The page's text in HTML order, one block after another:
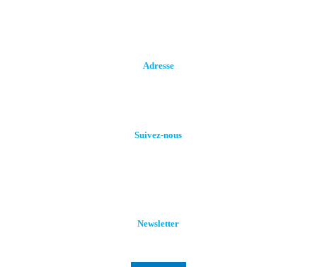
Adresse
Suivez-nous
Newsletter